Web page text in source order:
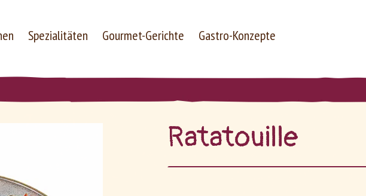
Spezialitäten Gourmet-Gerichte Gastro-Konzepte
Unternehmen
Arbeiten bei Le Patron
Rata­touille